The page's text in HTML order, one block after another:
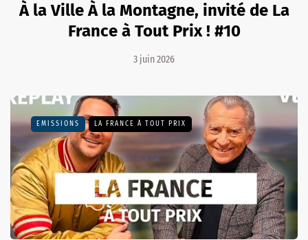
À la Ville À la Montagne, invité de La
France à Tout Prix ! #10
3 juin 2026
EMISSIONS LA FRANCE À TOUT PRIX